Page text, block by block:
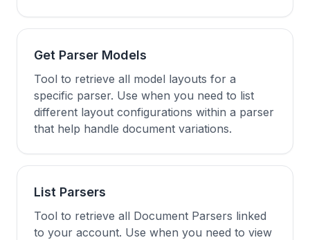
Get Parser Models
Tool to retrieve all model layouts for a
specific parser. Use when you need to list
different layout configurations within a parser
that help handle document variations.
List Parsers
Tool to retrieve all Document Parsers linked
to your account. Use when you need to view